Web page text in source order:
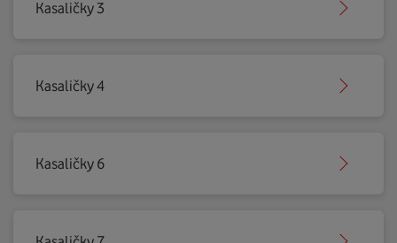
Kasaličky 3
Kasaličky 4
Kasaličky 6